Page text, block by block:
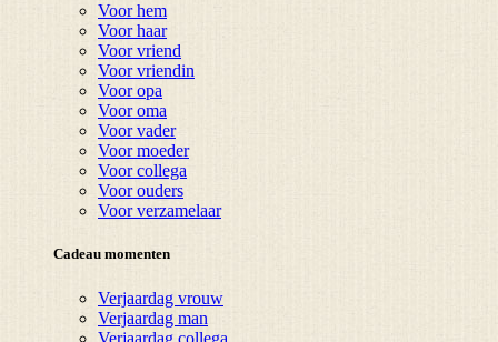
Voor hem
Voor haar
Voor vriend
Voor vriendin
Voor opa
Voor oma
Voor vader
Voor moeder
Voor collega
Voor ouders
Voor verzamelaar
Cadeau momenten
Verjaardag vrouw
Verjaardag man
Verjaardag collega